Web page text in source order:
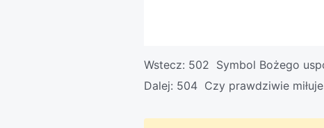
Wstecz: 502 Symbol Bożego
Dalej: 504 Czy prawdziwie